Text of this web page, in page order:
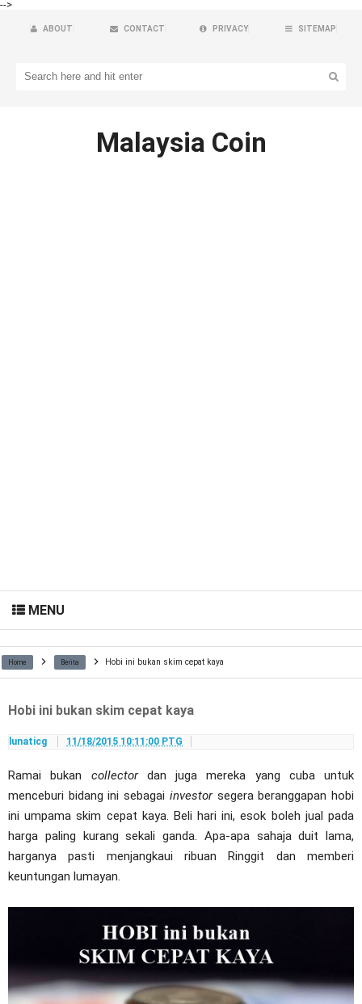
-->
ABOUT CONTACT PRIVACY SITEMAP
Malaysia Coin
MENU
Home Berita Hobi ini bukan skim cepat kaya
Hobi ini bukan skim cepat kaya
lunaticg 11/18/2015 10:11:00 PTG
Ramai bukan collectordan juga mereka yang cuba untuk
menceburi bidang ini sebagai investorsegera beranggapan hobi
ini umpama skim cepat kaya. Beli hari ini, esok boleh jual pada
harga paling kurang sekali ganda. Apa-apa sahaja duit lama,
harganya pasti menjangkaui ribuan Ringgit dan memberi
keuntungan lumayan.